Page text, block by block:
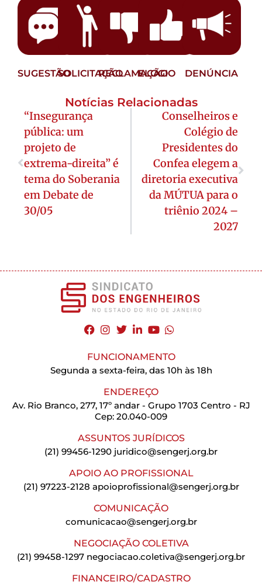
SUGESTÃOSOLICITAÇÃORECLAMAÇÃO
ELOGIO DENÚNCIA
Notícias Relacionadas
“Insegurança
pública: um
projeto de
extrema-direita” é
tema do Soberania
em Debate de
30/05
Conselheiros e
Colégio de
Presidentes do
Confea elegem a
diretoria executiva
da MÚTUA para o
triênio 2024 –
2027
FUNCIONAMENTO
Segunda a sexta-feira, das 10h às 18h
ENDEREÇO
Av. Rio Branco, 277, 17º andar - Grupo 1703 Centro - RJ
Cep: 20.040-009
ASSUNTOS JURÍDICOS
(21) 99456-1290 juridico@sengerj.org.br
APOIO AO PROFISSIONAL
(21) 97223-2128 apoioprofissional@sengerj.org.br
COMUNICAÇÃO
comunicacao@sengerj.org.br
NEGOCIAÇÃO COLETIVA
(21) 99458-1297 negociacao.coletiva@sengerj.org.br
FINANCEIRO/CADASTRO